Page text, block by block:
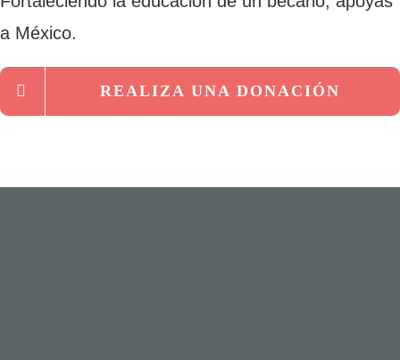
a México.
REALIZA UNA DONACIÓN